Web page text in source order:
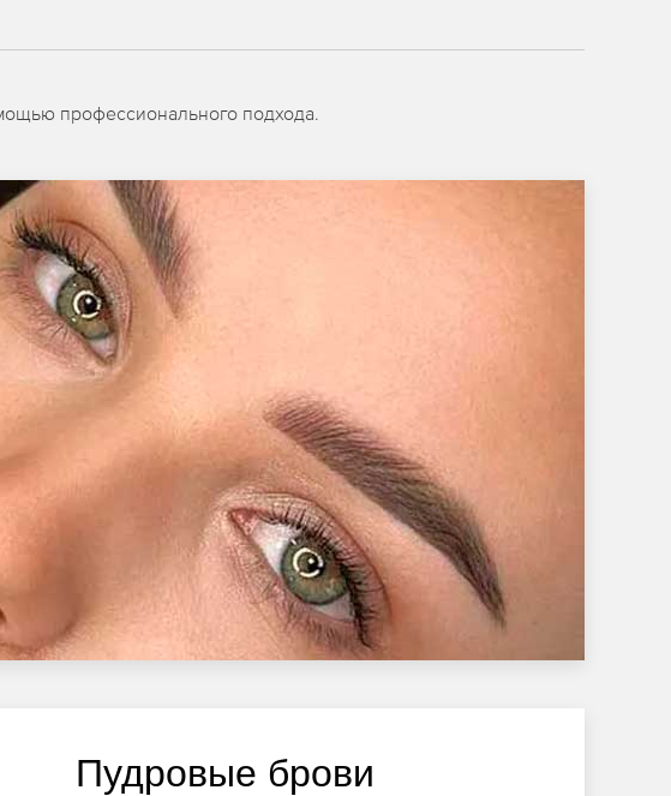
профессионального подхода.
Пудровые брови